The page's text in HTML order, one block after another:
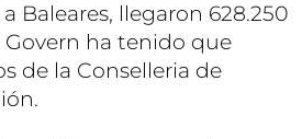
Baleares, llegaron 628.250
Govern ha tenido que
de la Conselleria de